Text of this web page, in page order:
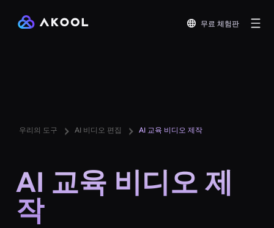
무료 체험판
우리의 도구 AI 비디오 편집 AI 교육 비디오 제작
AI 교육 비디오 제
작